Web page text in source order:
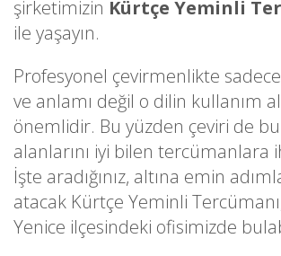
şirketimizin Kürtçe Yeminli
ile yaşayın.
Profesyonel çevirmenlikte sadece
ve anlamı değil o dilin kullanım
önemlidir. Bu yüzden çeviri de
alanlarını iyi bilen tercümanlara
İşte aradığınız, altına emin
atacak Kürtçe Yeminli
Yenice ilçesindeki ofisimizde